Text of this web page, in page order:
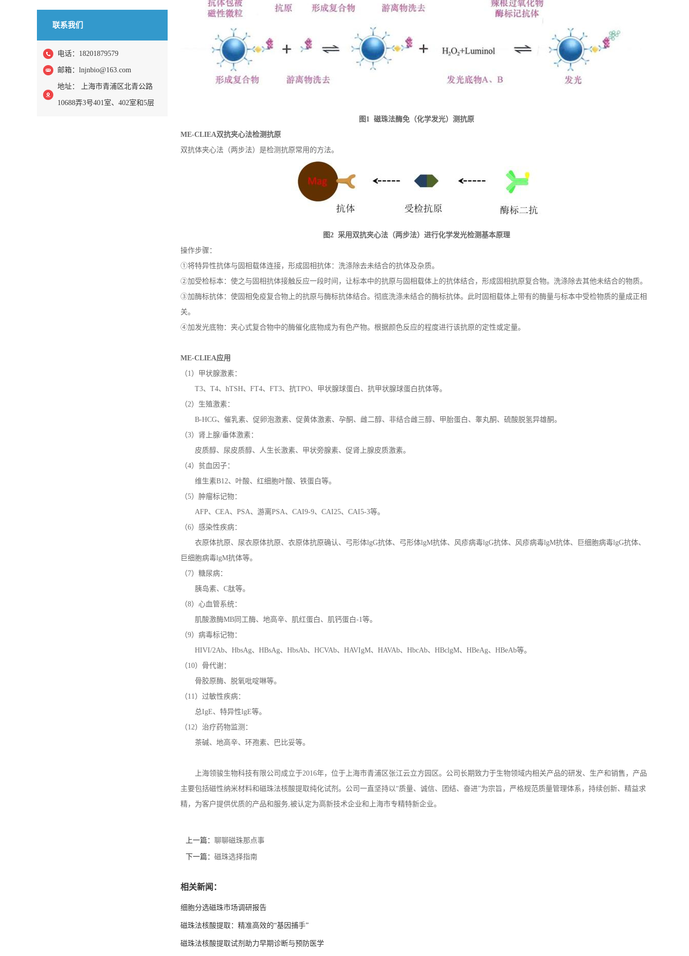
联系我们
电话：18201879579
邮箱： lnjnbio@163.com
地址： 上海市青浦区北青公路
10688弄3号401室、402室和5层
图 1 磁珠法酶免（化学发光）测抗原
ME-CLIEA双抗夹心法检测抗原
双抗体夹心法（两步法）是检测抗原常用的方法。
图2 采用双抗夹心法（两步法）进行化学发光检测基本原理
操作步骤：
①将特异性抗体与固相载体连接，形成固相抗体：洗涤除去未结合的抗体及杂质。
②加受检标本：使之与固相抗体接触反应一段时间，让标本中的抗原与固相载体上的抗体结合，形成固相抗原复合物。洗涤除去其他未结合的物质。
③加酶标抗体：使固相免疫复合物上的抗原与酶标抗体结合。彻底洗涤未结合的酶标抗体。此时固相载体上带有的酶量与标本中受检物质的量成正相
关。
④加发光底物：夹心式复合物中的酶催化底物成为有色产物。根据颜色反应的程度进行该抗原的定性或定量。
ME-CLIEA应用
（1）甲状腺激素：
T3、 T4、 hTSH、 FT4、 FT3、抗TPO、甲状腺球蛋白、抗甲状腺球蛋白抗体等。
（2）生殖激素：
B-HCG、催乳素、促卵泡激素、促黄体激素、孕酮、雌二醇、非结合雌三醇、甲胎蛋白、睾丸酮、硫酸脱氢异雄酮。
（3）肾上腺/垂体激素：
皮质醇、尿皮质醇、人生长激素、甲状旁腺素、促肾上腺皮质激素。
（4）贫血因子：
维生素B12、叶酸、红细胞叶酸、铁蛋白等。
（5）肿瘤标记物：
AFP、 CEA、 PSA、游离PSA、 CAI9-9、 CAI25、 CAI5-3等。
（6）感染性疾病：
衣原体抗原、尿衣原体抗原、衣原体抗原确认、弓形体lgG抗体、弓形体lgM抗体、风疹病毒lgG抗体、风疹病毒lgM抗体、巨细胞病毒lgG抗体、
巨细胞病毒lgM抗体等。
（7）糖尿病：
胰岛素、C肽等。
（8）心血管系统：
肌酸激酶MB同工酶、地高辛、肌红蛋白、肌钙蛋白-1等。
（9）病毒标记物：
HIVI/2Ab、 HbsAg、 HBsAg、HbsAb、 HCVAb、 HAVIgM、 HAVAb、 HbcAb、 HBclgM、 HBeAg、 HBeAb等。
（10）骨代谢：
骨胶原酶、脱氧吡啶啉等。
（11）过敏性疾病：
总IgE、特异性lgE等。
（12）治疗药物监测：
茶碱、地高辛、环孢素、巴比妥等。
上海领骏生物科技有限公司成立于2016年，位于上海市青浦区张江云立方园区。公司长期致力于生物领域内相关产品的研发、生产和销售，产品
主要包括磁性纳米材料和磁珠法核酸提取纯化试剂。公司一直坚持以“质量、诚信、团结、奋进”为宗旨，严格规范质量管理体系，持续创新、精益求
精，为客户提供优质的产品和服务,被认定为高新技术企业和上海市专精特新企业。
上一篇： 聊聊磁珠那点事
下一篇： 磁珠选择指南
相关新闻：
细胞分选磁珠市场调研报告
磁珠法核酸提取：精准高效的“基因捕手”
磁珠法核酸提取试剂助力早期诊断与预防医学